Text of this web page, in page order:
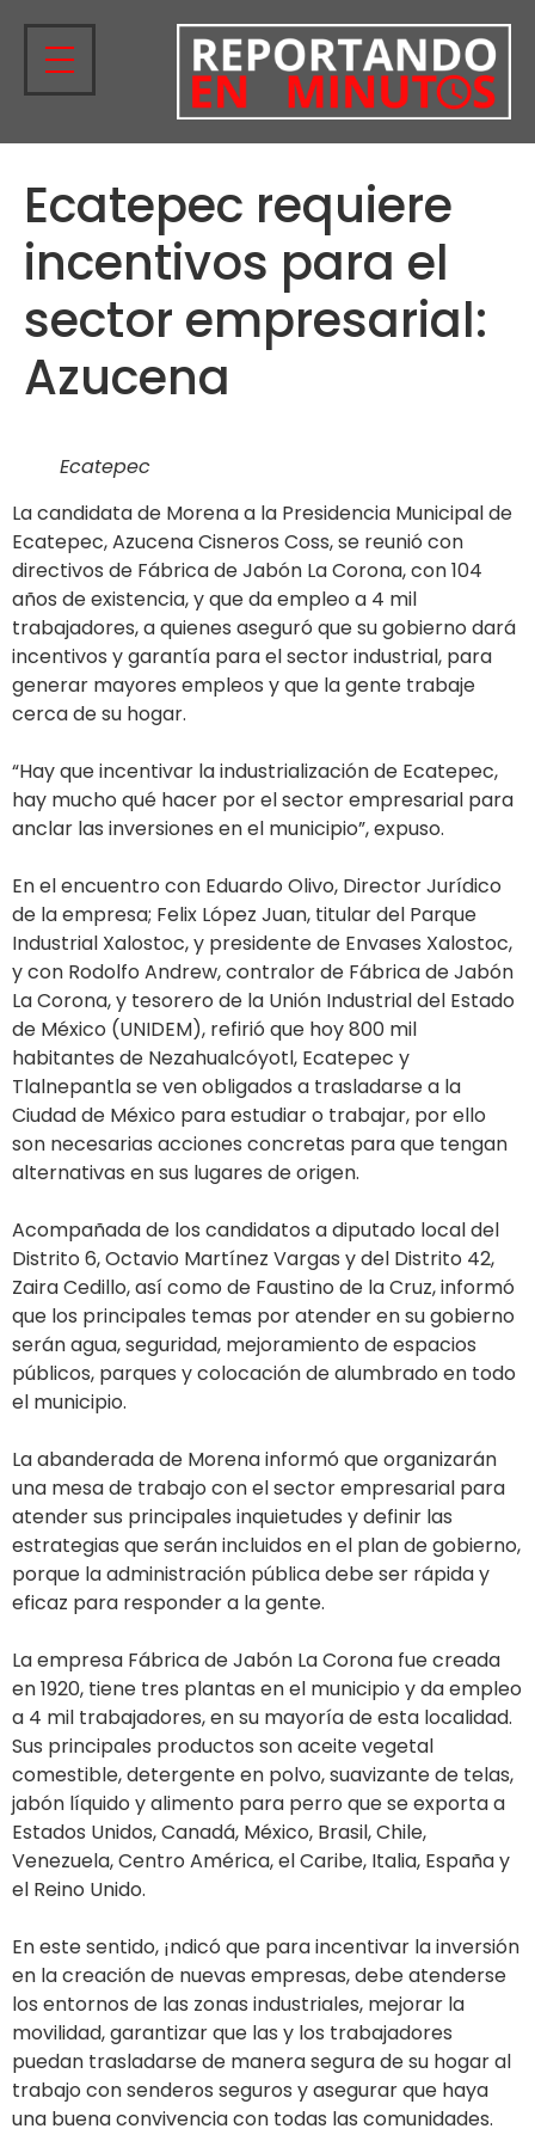
Ecatepec requiere
incentivos para el
sector empresarial:
Azucena
Ecatepec
La candidata de Morena a la Presidencia Municipal de
Ecatepec, Azucena Cisneros Coss, se reunió con
directivos de Fábrica de Jabón La Corona, con 104
años de existencia, y que da empleo a 4 mil
trabajadores, a quienes aseguró que su gobierno dará
incentivos y garantía para el sector industrial, para
generar mayores empleos y que la gente trabaje
cerca de su hogar.
“Hay que incentivar la industrialización de Ecatepec,
hay mucho qué hacer por el sector empresarial para
anclar las inversiones en el municipio”, expuso.
En el encuentro con Eduardo Olivo, Director Jurídico
de la empresa; Felix López Juan, titular del Parque
Industrial Xalostoc, y presidente de Envases Xalostoc,
y con Rodolfo Andrew, contralor de Fábrica de Jabón
La Corona, y tesorero de la Unión Industrial del Estado
de México (UNIDEM), refirió que hoy 800 mil
habitantes de Nezahualcóyotl, Ecatepec y
Tlalnepantla se ven obligados a trasladarse a la
Ciudad de México para estudiar o trabajar, por ello
son necesarias acciones concretas para que tengan
alternativas en sus lugares de origen.
Acompañada de los candidatos a diputado local del
Distrito 6, Octavio Martínez Vargas y del Distrito 42,
Zaira Cedillo, así como de Faustino de la Cruz, informó
que los principales temas por atender en su gobierno
serán agua, seguridad, mejoramiento de espacios
públicos, parques y colocación de alumbrado en todo
el municipio.
La abanderada de Morena informó que organizarán
una mesa de trabajo con el sector empresarial para
atender sus principales inquietudes y definir las
estrategias que serán incluidos en el plan de gobierno,
porque la administración pública debe ser rápida y
eficaz para responder a la gente.
La empresa Fábrica de Jabón La Corona fue creada
en 1920, tiene tres plantas en el municipio y da empleo
a 4 mil trabajadores, en su mayoría de esta localidad.
Sus principales productos son aceite vegetal
comestible, detergente en polvo, suavizante de telas,
jabón líquido y alimento para perro que se exporta a
Estados Unidos, Canadá, México, Brasil, Chile,
Venezuela, Centro América, el Caribe, Italia, España y
el Reino Unido.
En este sentido, ¡ndicó que para incentivar la inversión
en la creación de nuevas empresas, debe atenderse
los entornos de las zonas industriales, mejorar la
movilidad, garantizar que las y los trabajadores
puedan trasladarse de manera segura de su hogar al
trabajo con senderos seguros y asegurar que haya
una buena convivencia con todas las comunidades.